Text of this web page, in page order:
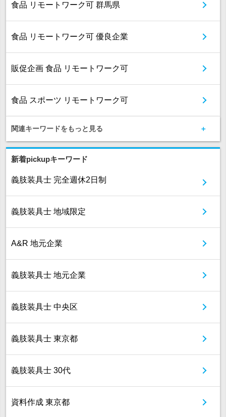
食品 リモートワーク可 群馬県
食品 リモートワーク可 優良企業
販促企画 食品 リモートワーク可
食品 スポーツ リモートワーク可
関連キーワードをもっと見る
新着pickupキーワード
義肢装具士 完全週休2日制
義肢装具士 地域限定
A&R 地元企業
義肢装具士 地元企業
義肢装具士 中央区
義肢装具士 東京都
義肢装具士 30代
資料作成 東京都